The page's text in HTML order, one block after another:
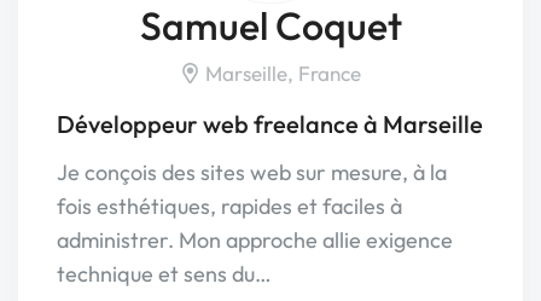
Samuel Coquet
Marseille, France
Développeur web freelance à Marseille
Je conçois des sites web sur mesure, à la
fois esthétiques, rapides et faciles à
administrer. Mon approche allie exigence
technique et sens du…